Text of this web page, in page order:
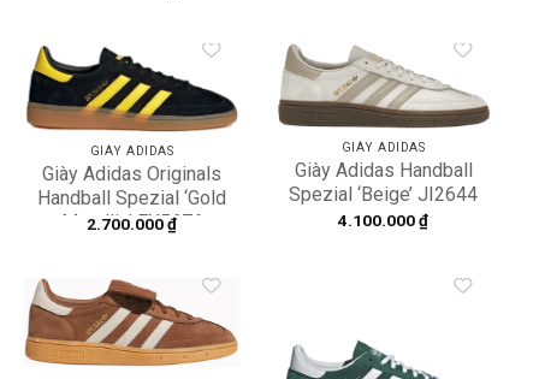
wishlist
GIÀY ADIDAS
Giày Adidas Originals
Handball Spezial ‘Gold
Metallic’ FX5676
2.700.000₫
Add to
wishlist
GIÀY ADIDAS
Giày Adidas Handball
Spezial ‘Beige’ JI2644
4.100.000₫
Add to
wishlist